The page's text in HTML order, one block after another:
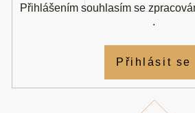
Přihlášením souhlasím se
.
Přihlásit se